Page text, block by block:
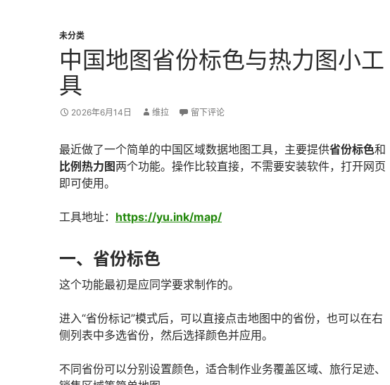
未分类
中国地图省份标色与热力图小工
具
2026年6月14日 维拉 留下评论
最近做了一个简单的中国区域数据地图工具，主要提供省份标色和
比例热力图 两个功能。操作比较直接，不需要安装软件，打开网页
即可使用。
工具地址： https://yu.ink/map/
一、省份标色
这个功能最初是应同学要求制作的。
进入“省份标记”模式后，可以直接点击地图中的省份，也可以在右
侧列表中多选省份，然后选择颜色并应用。
不同省份可以分别设置颜色，适合制作业务覆盖区域、旅行足迹、